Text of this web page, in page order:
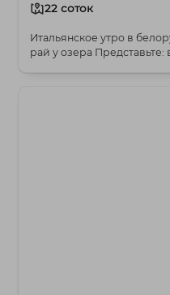
22 соток
Итальянское утро в
рай у озера